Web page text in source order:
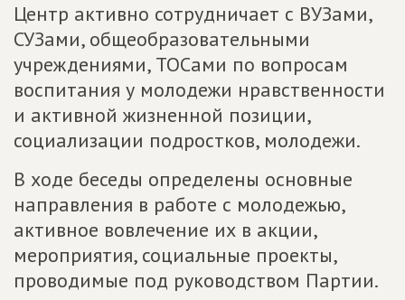
Центр активно сотрудничает с ВУЗами,
СУЗами, общеобразовательными
учреждениями, ТОСами по вопросам
воспитания у молодежи нравственности
и активной жизненной позиции,
социализации подростков, молодежи.
В ходе беседы определены основные
направления в работе с молодежью,
активное вовлечение их в акции,
мероприятия, социальные проекты,
проводимые под руководством Партии.